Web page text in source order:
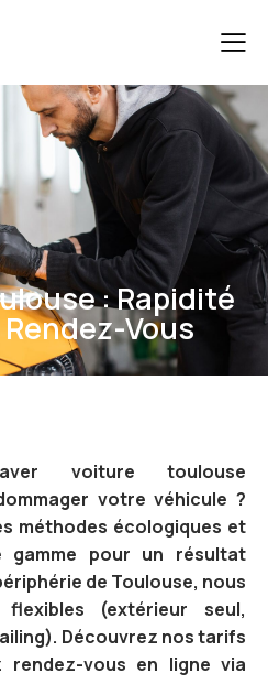
: Rapidité
Vous
voiture toulouse
votre véhicule ?
méthodes écologiques et
pour un résultat
de Toulouse, nous
(extérieur seul,
Découvrez nos tarifs
vous en ligne via